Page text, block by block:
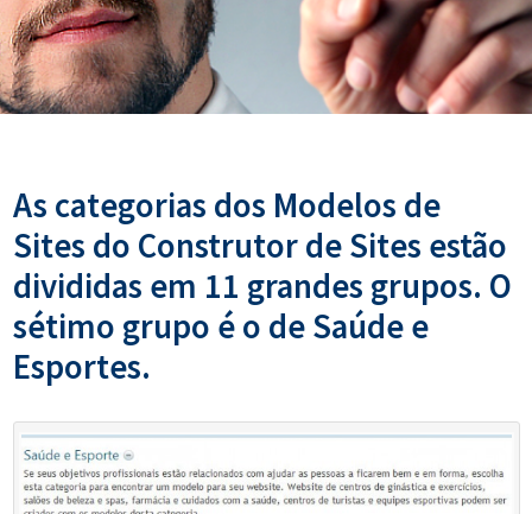
As categorias dos Modelos de
Sites do Construtor de Sites estão
divididas em 11 grandes grupos. O
sétimo grupo é o de Saúde e
Esportes.